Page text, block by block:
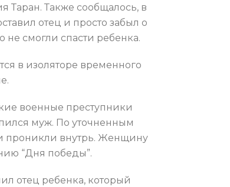
Таран. Также сообщалось, в
отец и просто забыл о
смогли спасти ребенка.
в изоляторе временного
военные преступники
муж. По уточненным
проникли внутрь. Женщину
“Дня победы”.
отец ребенка, который